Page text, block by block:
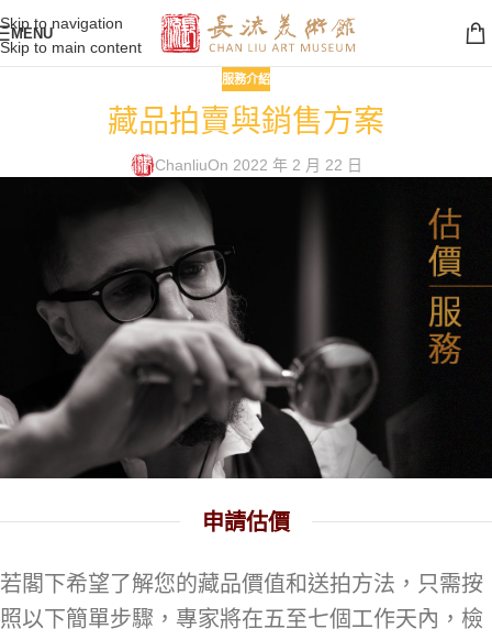
Skip to navigation
Skip to main content
MENU
服務介紹
藏品拍賣與銷售方案
ChanliuOn 2022 年 2 月 22 日
申請估價
若閣下希望了解您的藏品價值和送拍方法，只需按
照以下簡單步驟，專家將在五至七個工作天內，檢